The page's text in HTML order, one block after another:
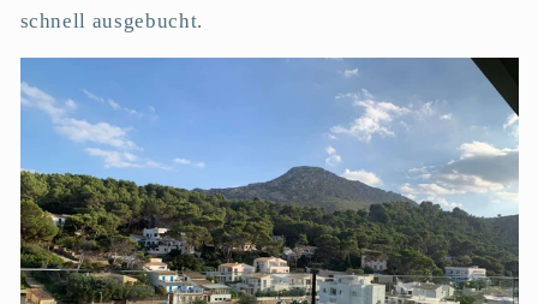
schnell ausgebucht.